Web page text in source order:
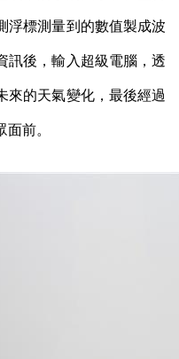
浮標測量到的數值製成波
訊後，輸入超級電腦，透
來的天氣變化，最後經過
前。